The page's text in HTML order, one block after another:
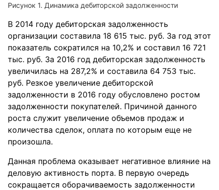
Рисунок 1. Динамика дебиторской задолженности
В 2014 году дебиторская задолженность
организации составила 18 615 тыс. руб. За год этот
показатель сократился на 10,2% и составил 16 721
тыс. руб. За 2016 год дебиторская задолженность
увеличилась на 287,2% и составила 64 753 тыс.
руб. Резкое увеличение дебиторской
задолженности в 2016 году обусловлено ростом
задолженности покупателей. Причиной данного
роста служит увеличение объемов продаж и
количества сделок, оплата по которым еще не
произошла.
Данная проблема оказывает негативное влияние на
деловую активность порта. В первую очередь
сокращается оборачиваемость задолженности